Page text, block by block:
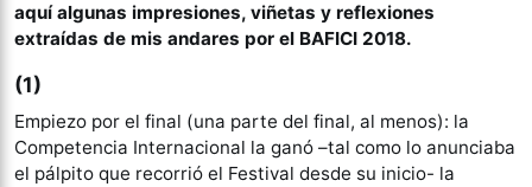
aquí algunas impresiones, viñetas y reflexiones
extraídas de mis andares por el BAFICI 2018.
(1)
Empiezo por el final (una parte del final, al menos): la
Competencia Internacional la ganó –tal como lo anunciaba
el pálpito que recorrió el Festival desde su inicio- la